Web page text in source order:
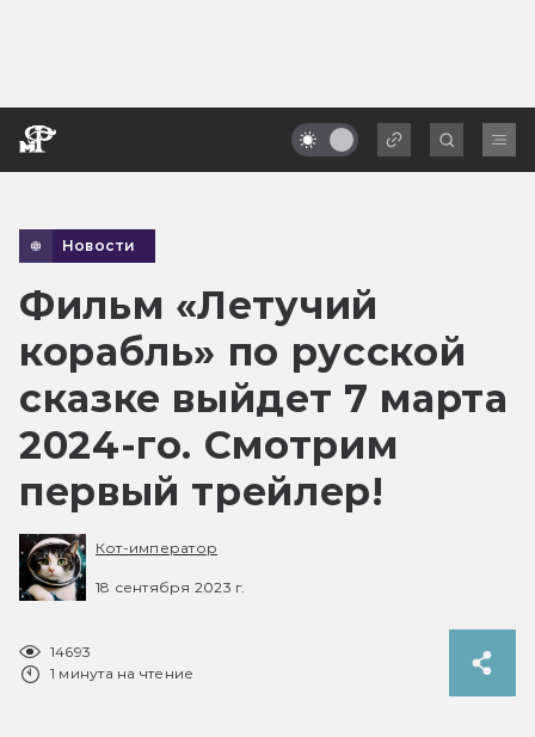
Новости
Фильм «Летучий
корабль» по русской
сказке выйдет 7 марта
2024-го. Смотрим
первый трейлер!
Кот-император
18 сентября 2023 г.
14693
1 минута на чтение